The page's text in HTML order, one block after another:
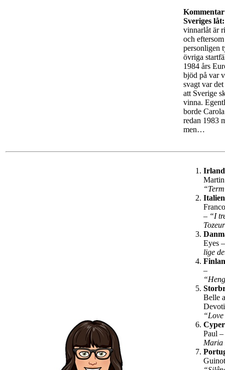
Sveriges låt:
vinnarlåt är
och
personligen
övriga
1984 års
bjöd på var
svagt var
att Sverige
vinna.
borde
redan 1983
men…
Irland
Italien
– “I
Eyes
lige
–
Belle
Paul –